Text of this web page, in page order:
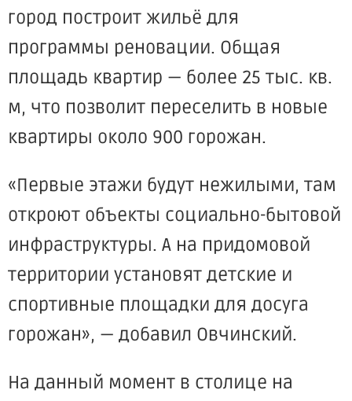
город построит жильё для
программы реновации. Общая
площадь квартир — более 25 тыс. кв.
м, что позволит переселить в новые
квартиры около 900 горожан.
«Первые этажи будут нежилыми, там
откроют объекты социально-бытовой
инфраструктуры. А на придомовой
территории установят детские и
спортивные площадки для досуга
горожан», — добавил Овчинский.
На данный момент в столице на